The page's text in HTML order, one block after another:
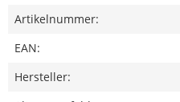
Artikelnummer:
EAN:
Hersteller: